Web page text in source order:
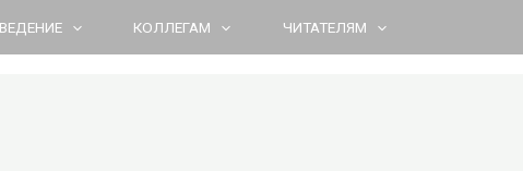
КОЛЛЕГАМ ЧИТАТЕЛЯМ